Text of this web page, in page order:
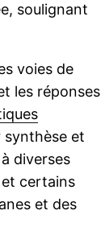
soulignant
voies de
les réponses
synthèse et
diverses
certains
et des